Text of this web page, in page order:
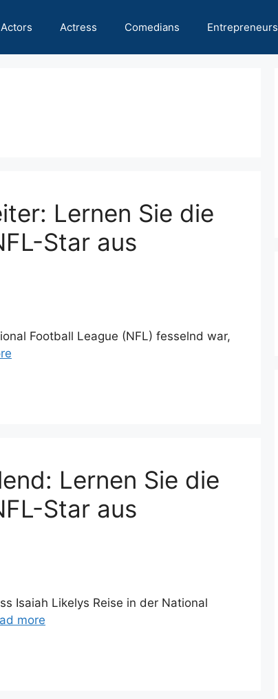
Actors Actress Comedians Entrepreneurs
Lernen Sie die
Star aus
Football League (NFL) fesselnd war,
Lernen Sie die
Star aus
Isaiah Likelys Reise in der National
more